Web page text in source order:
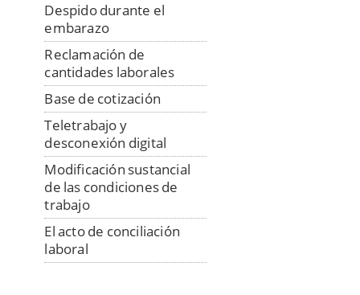
Despido durante el
embarazo
Reclamación de
cantidades laborales
Base de cotización
Teletrabajo y
desconexión digital
Modificación sustancial
de las condiciones de
trabajo
El acto de conciliación
laboral